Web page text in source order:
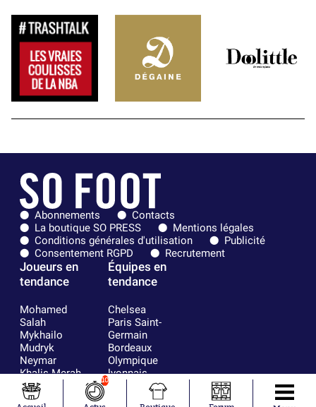
Abonnements
Contacts
La boutique SO PRESS
Mentions légales
Conditions générales d'utilisation
Publicité
Consentement RGPD
Recrutement
Joueurs en
tendance
Mohamed
Salah
Mykhailo
Mudryk
Neymar
Khalis Merah
Loïs Openda
Moussa
Équipes en
tendance
Chelsea
Paris Saint-
Germain
Bordeaux
Olympique
lyonnais
FIFA
Real Madrid
10